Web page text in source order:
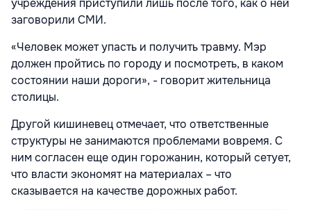
учреждения приступили лишь после того, как о ней
заговорили СМИ.
«Человек может упасть и получить травму. Мэр
должен пройтись по городу и посмотреть, в каком
состоянии наши дороги», - говорит жительница
столицы.
Другой кишиневец отмечает, что ответственные
структуры не занимаются проблемами вовремя. С
ним согласен еще один горожанин, который сетует,
что власти экономят на материалах – что
сказывается на качестве дорожных работ.